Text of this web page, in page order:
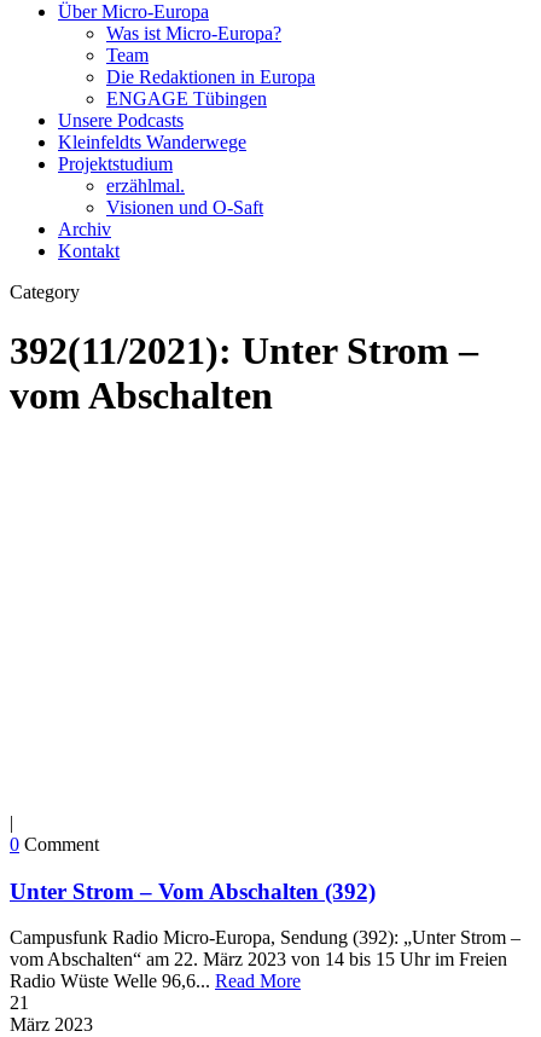
Über Micro-Europa
Was ist Micro-Europa?
Team
Die Redaktionen in Europa
ENGAGE Tübingen
Unsere Podcasts
Kleinfeldts Wanderwege
Projektstudium
erzählmal.
Visionen und O-Saft
Archiv
Kontakt
Category
392(11/2021): Unter Strom –
vom Abschalten
|
0 Comment
Unter Strom – Vom Abschalten (392)
Campusfunk Radio Micro-Europa, Sendung (392): „Unter Strom –
vom Abschalten“ am 22. März 2023 von 14 bis 15 Uhr im Freien
Radio Wüste Welle 96,6... Read More
21
März 2023